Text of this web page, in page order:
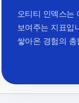
오티티 인덱스는
보여주는 지표입
쌓아온 경험의 총